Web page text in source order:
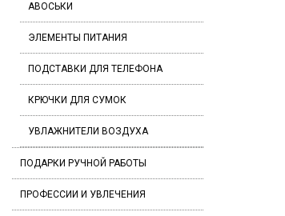
АВОСЬКИ
ЭЛЕМЕНТЫ ПИТАНИЯ
ПОДСТАВКИ ДЛЯ ТЕЛЕФОНА
КРЮЧКИ ДЛЯ СУМОК
УВЛАЖНИТЕЛИ ВОЗДУХА
ПОДАРКИ РУЧНОЙ РАБОТЫ
ПРОФЕССИИ И УВЛЕЧЕНИЯ